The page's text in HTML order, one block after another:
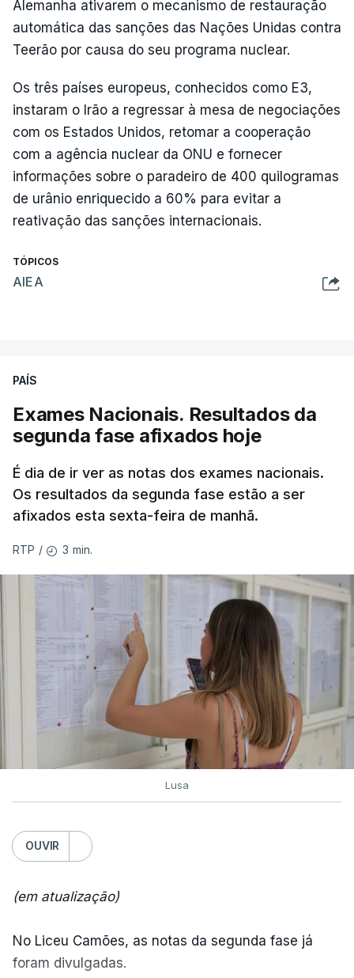
Alemanha ativarem o mecanismo de restauração
automática das sanções das Nações Unidas contra
Teerão por causa do seu programa nuclear.
Os três países europeus, conhecidos como E3,
instaram o Irão a regressar à mesa de negociações
com os Estados Unidos, retomar a cooperação
com a agência nuclear da ONU e fornecer
informações sobre o paradeiro de 400 quilogramas
de urânio enriquecido a 60% para evitar a
reativação das sanções internacionais.
TÓPICOS
AIEA
PAÍS
Exames Nacionais. Resultados da
segunda fase afixados hoje
É dia de ir ver as notas dos exames nacionais.
Os resultados da segunda fase estão a ser
afixados esta sexta-feira de manhã.
RTP / 3 min.
Lusa
OUVIR
(em atualização)
No Liceu Camões, as notas da segunda fase já
foram divulgadas.